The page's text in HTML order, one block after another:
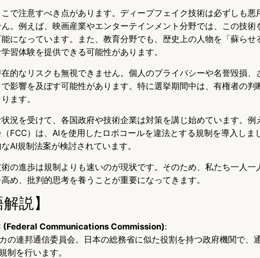
こで注意すべき点があります。ディープフェイク技術は必ずしも悪
。例えば、映画産業やエンターテインメント分野では、この技術
になっています。また、教育分野でも、歴史上の人物を「蘇らせ
習体験を提供できる可能性があります。
的なリスクも無視できません。個人のプライバシーや名誉毀損、
影響を及ぼす可能性があります。特に選挙期間中は、有権者の判
ます。
況を受けて、各国政府や技術企業は対策を講じ始めています。例
FCC）は、AIを使用したロボコールを違法とする規制を導入しま
AI規制法案が検討されています。
術の進歩は規制よりも速いのが現状です。そのため、私たち一人一
め、批判的思考を養うことが重要になってきます。
説】
(Federal Communications Commission):
の連邦通信委員会。日本の総務省に似た役割を持つ政府機関で、
制を行います。